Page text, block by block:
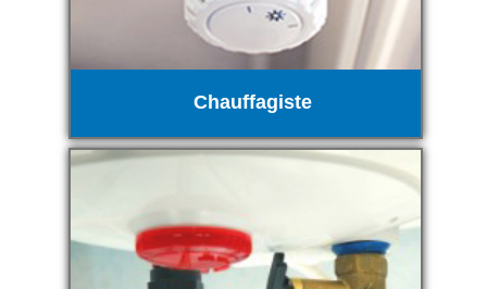
Chauffagiste